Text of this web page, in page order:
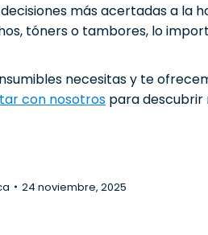
más acertadas a la
tóners o tambores, lo
necesitas y te
con nosotros para descubrir
24 noviembre, 2025